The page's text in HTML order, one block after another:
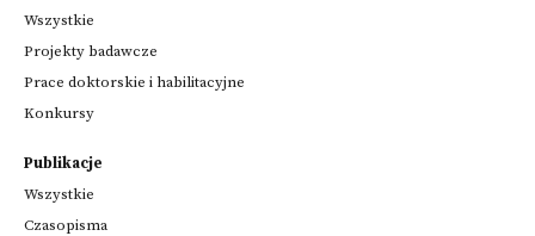
Wszystkie
Projekty badawcze
Prace doktorskie i habilitacyjne
Konkursy
Publikacje
Wszystkie
Czasopisma